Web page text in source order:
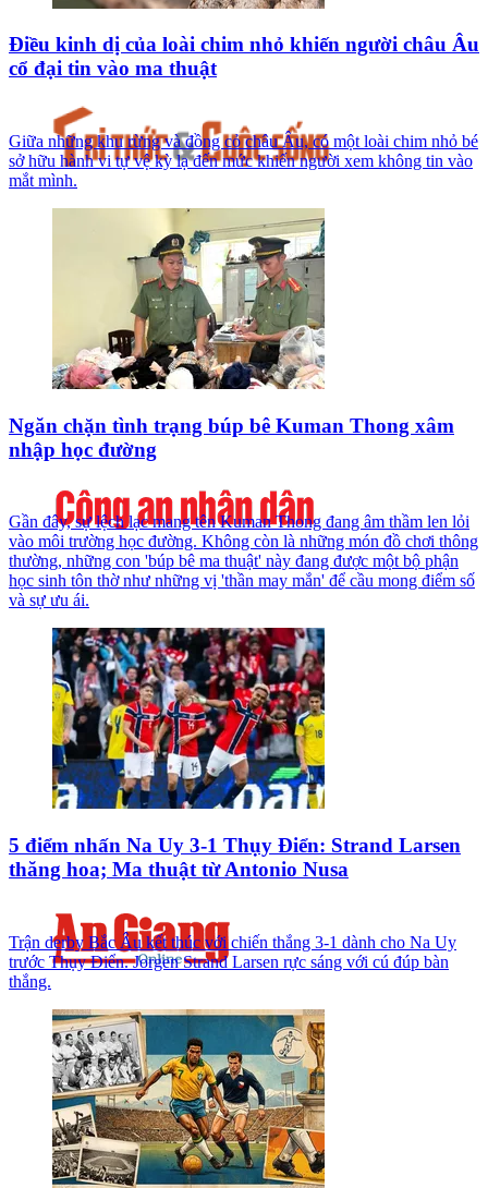
Điều kinh dị của loài chim nhỏ khiến người châu Âu
cổ đại tin vào ma thuật
Giữa những khu rừng và đồng cỏ châu Âu, có một loài chim nhỏ bé
sở hữu hành vi tự vệ kỳ lạ đến mức khiến người xem không tin vào
mắt mình.
Ngăn chặn tình trạng búp bê Kuman Thong xâm
nhập học đường
Gần đây, sự lệch lạc mang tên Kuman Thong đang âm thầm len lỏi
vào môi trường học đường. Không còn là những món đồ chơi thông
thường, những con 'búp bê ma thuật' này đang được một bộ phận
học sinh tôn thờ như những vị 'thần may mắn' để cầu mong điểm số
và sự ưu ái.
5 điểm nhấn Na Uy 3-1 Thụy Điển: Strand Larsen
thăng hoa; Ma thuật từ Antonio Nusa
Trận derby Bắc Âu kết thúc với chiến thắng 3-1 dành cho Na Uy
trước Thụy Điển. Jorgen Strand Larsen rực sáng với cú đúp bàn
thắng.